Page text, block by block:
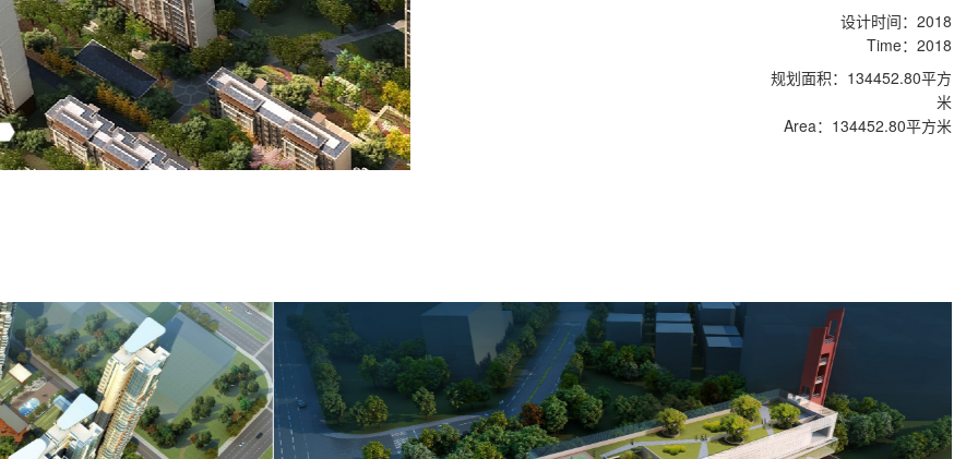
设计时间：2018
Time：2018
规划面积：134452.80平方
米
Area：134452.80平方米